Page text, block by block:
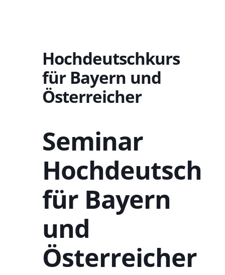
Hochdeutschkurs
für Bayern und
Österreicher
Seminar
Hochdeutsch
für Bayern
und
Österreicher